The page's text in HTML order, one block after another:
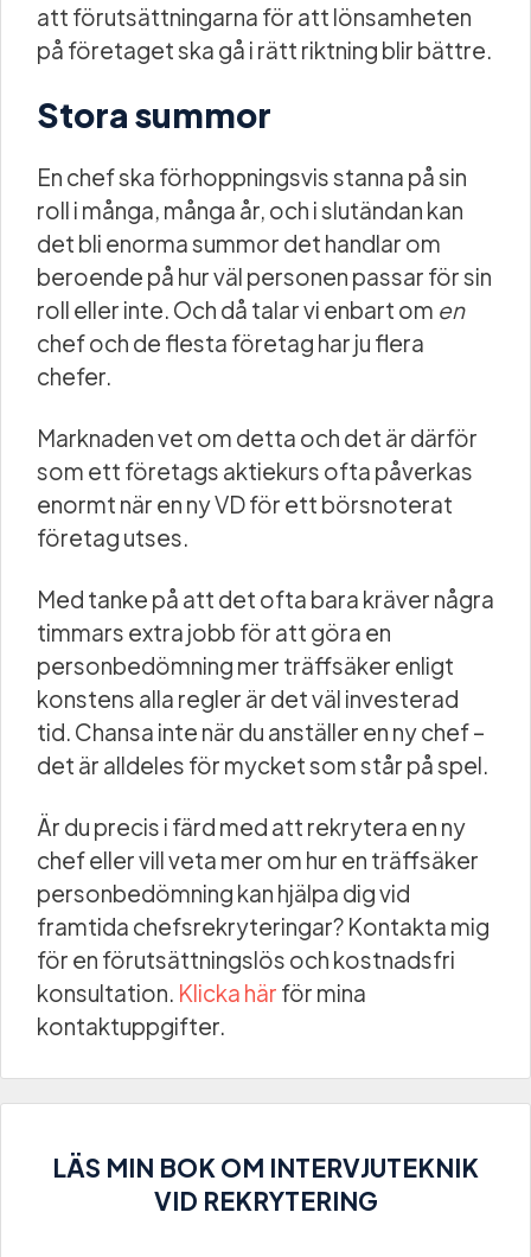
att förutsättningarna för att lönsamheten
på företaget ska gå i rätt riktning blir bättre.
Stora summor
En chef ska förhoppningsvis stanna på sin
roll i många, många år, och i slutändan kan
det bli enorma summor det handlar om
beroende på hur väl personen passar för sin
roll eller inte. Och då talar vi enbart om en
chef och de flesta företag har ju flera
chefer.
Marknaden vet om detta och det är därför
som ett företags aktiekurs ofta påverkas
enormt när en ny VD för ett börsnoterat
företag utses.
Med tanke på att det ofta bara kräver några
timmars extra jobb för att göra en
personbedömning mer träffsäker enligt
konstens alla regler är det väl investerad
tid. Chansa inte när du anställer en ny chef –
det är alldeles för mycket som står på spel.
Är du precis i färd med att rekrytera en ny
chef eller vill veta mer om hur en träffsäker
personbedömning kan hjälpa dig vid
framtida chefsrekryteringar? Kontakta mig
för en förutsättningslös och kostnadsfri
konsultation. Klicka här för mina
kontaktuppgifter.
LÄS MIN BOK OM INTERVJUTEKNIK
VID REKRYTERING